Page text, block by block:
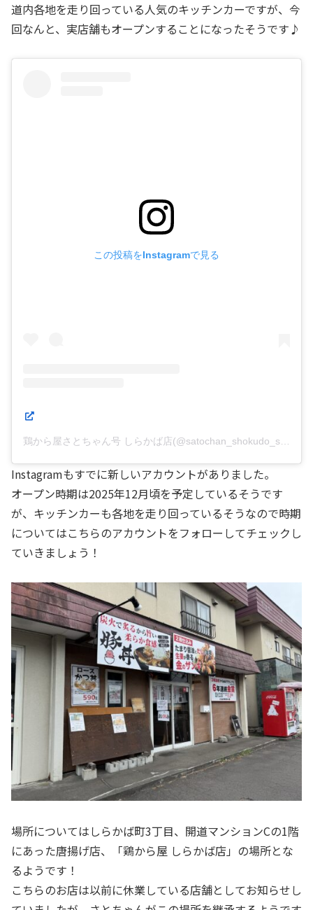
道内各地を走り回っている人気のキッチンカーですが、今
回なんと、実店舗もオープンすることになったそうです♪
この投稿をInstagramで見る
Instagramもすでに新しいアカウントがありました。
オープン時期は2025年12月頃を予定しているそうです
が、キッチンカーも各地を走り回っているそうなので時期
についてはこちらのアカウントをフォローしてチェックし
ていきましょう！
場所についてはしらかば町3丁目、開道マンションCの1階
にあった唐揚げ店、「鶏から屋 しらかば店」の場所とな
るようです！
こちらのお店は以前に休業している店舗としてお知らせし